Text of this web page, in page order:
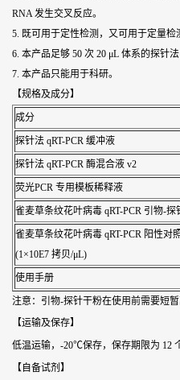
RNA 发生交叉反应。
5. 既可用于定性检测，又可用于定量检
6. 本产品足够 50 次 20 μL 体系的探针法
7. 本产品只能用于科研。
【规格及成分】
成分
探针法 qRT-PCR 缓冲液
探针法 qRT-PCR 酶混合液 v2
荧光PCR 专用模板稀释液
雀麦草条纹花叶病毒 qRT-PCR 引物-探
雀麦草条纹花叶病毒 qRT-PCR 阳性对
(1×10E7 拷贝/μL)
使用手册
注意：引物-探针干粉在使用前需要短
【运输及保存】
低温运输，-20℃保存，保存期限为 12
【自备试剂】